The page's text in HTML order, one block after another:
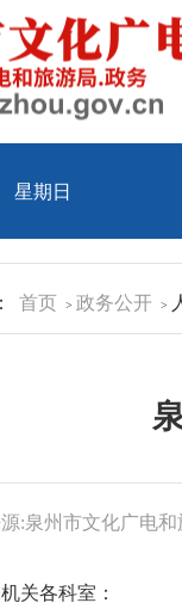
星期日
首页 > 政务公开 >
:泉州市文化广电和
关各科室：